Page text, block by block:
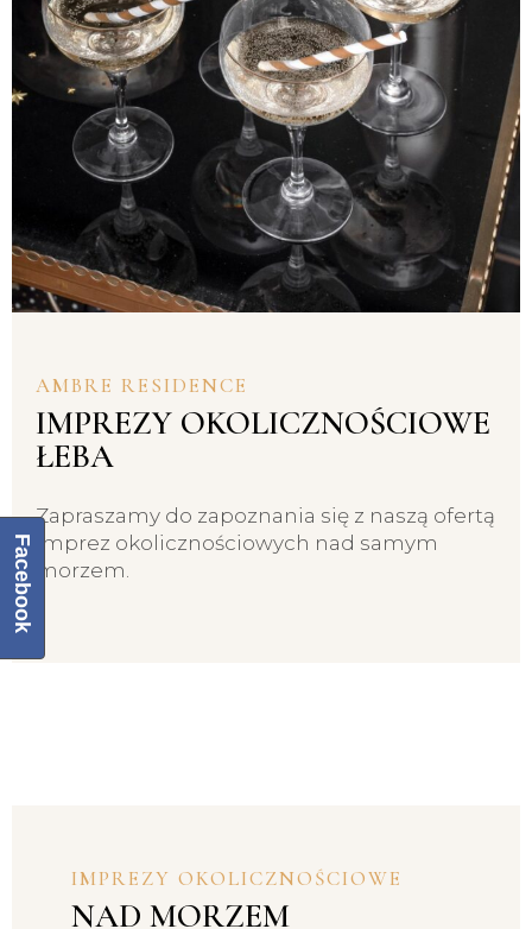
AMBRE RESIDENCE
IMPREZY OKOLICZNOŚCIOWE
ŁEBA
Zapraszamy do zapoznania się z naszą ofertą
imprez okolicznościowych nad samym
morzem.
IMPREZY OKOLICZNOŚCIOWE
NAD MORZEM
Facebook